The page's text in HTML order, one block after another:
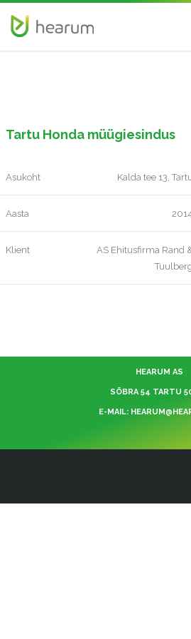
Tartu Honda müügiesindus
Asukoht Kalda tee 13,
Aasta
Klient
AS Ehitusfirma Rand
HEARUM AS
SÕBRA 54 TARTU
E-MAIL: